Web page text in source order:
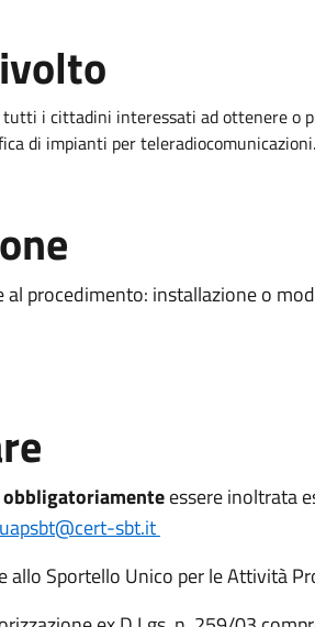
i cittadini interessati ad ottenere o
di impianti per teleradiocomunicazioni.
procedimento: installazione o
obbligatoriamenteessere inoltrata
sbt.it
allo Sportello Unico per le Attività